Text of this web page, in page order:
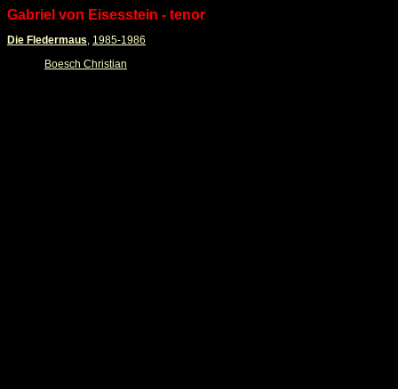
Gabriel von Eisesstein - tenor
Die Fledermaus, 1985-1986
Boesch Christian